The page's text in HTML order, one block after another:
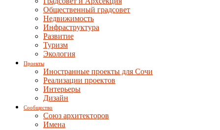
Общественный градсовет
Недвижимость
Инфраструктура
Развитие
Туризм
Экология
Проекты
Иностранные проекты для Сочи
Реализации проектов
Интерьеры
Дизайн
Сообщество
Союз архитекторов
Имена